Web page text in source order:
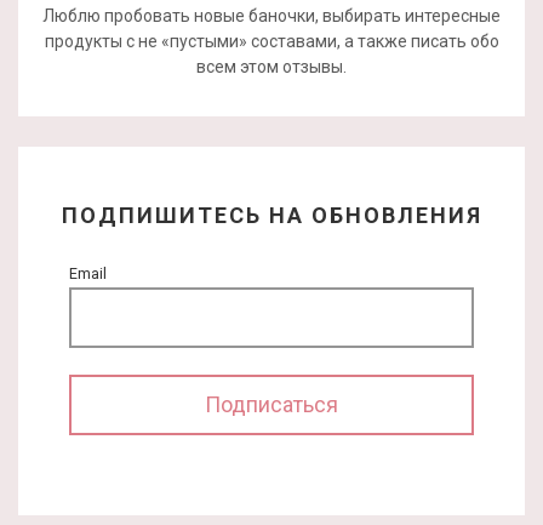
Люблю пробовать новые баночки, выбирать интересные
продукты с не «пустыми» составами, а также писать обо
всем этом отзывы.
ПОДПИШИТЕСЬ НА ОБНОВЛЕНИЯ
Email